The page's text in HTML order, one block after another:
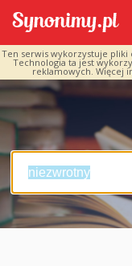
Ten serwis wykorzystuje pliki
Technologia ta jest
reklamowych. Więcej